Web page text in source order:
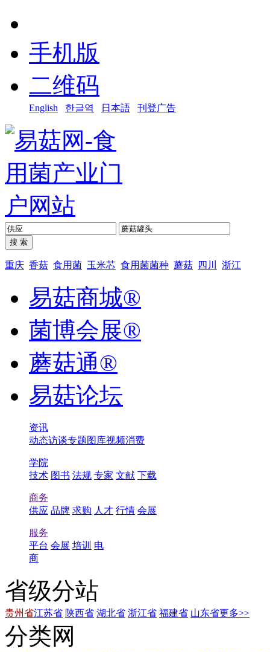
手机版
二维码
English 한글역 日本語 刊登广告
重庆 香菇 食用菌 玉米芯 食用菌菌种 蘑菇 四川 浙江
易菇商城®
菌博会展®
蘑菇通®
易菇论坛
资讯
动态访谈专题图库视频消费
学院
技术 图书 法规 专家 文献 下载
商务
供应 品牌 求购 人才 行情 会展
服务
平台 会展 培训 电
商
省级分站
贵州省江苏省 陕西省 湖北省 浙江省 福建省 山东省更多>>
分类网